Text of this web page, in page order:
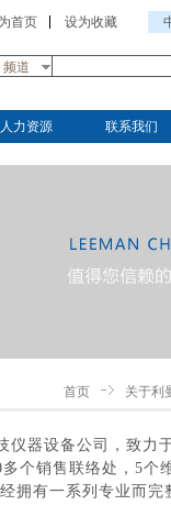
首页 设为收藏
频道
人力资源 联系我们
首页 关于利
器设备公司，致力
个销售联络处，5个
拥有一系列专业而完